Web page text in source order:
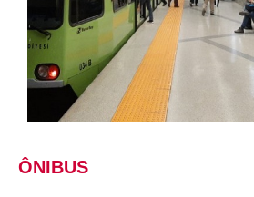
ÔNIBUS